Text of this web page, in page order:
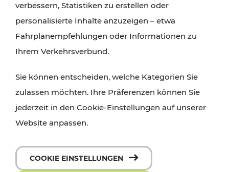
verbessern, Statistiken zu erstellen oder
personalisierte Inhalte anzuzeigen – etwa
Fahrplanempfehlungen oder Informationen zu
Ihrem Verkehrsverbund.
Sie können entscheiden, welche Kategorien Sie
zulassen möchten. Ihre Präferenzen können Sie
jederzeit in den Cookie-Einstellungen auf unserer
Website anpassen.
COOKIE EINSTELLUNGEN